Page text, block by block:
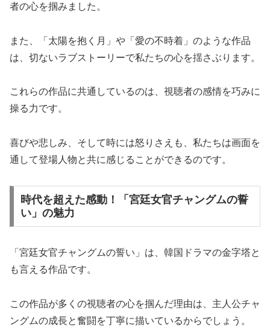
者の心を掴みました。
また、「太陽を抱く月」や「愛の不時着」のような作品
は、切ないラブストーリーで私たちの心を揺さぶります。
これらの作品に共通しているのは、視聴者の感情を巧みに
操る力です。
喜びや悲しみ、そして時には怒りさえも、私たちは画面を
通して登場人物と共に感じることができるのです。
時代を超えた感動！「宮廷女官チャングムの誓
い」の魅力
「宮廷女官チャングムの誓い」は、韓国ドラマの金字塔と
も言える作品です。
この作品が多くの視聴者の心を掴んだ理由は、主人公チャ
ングムの成長と奮闘を丁寧に描いているからでしょう。